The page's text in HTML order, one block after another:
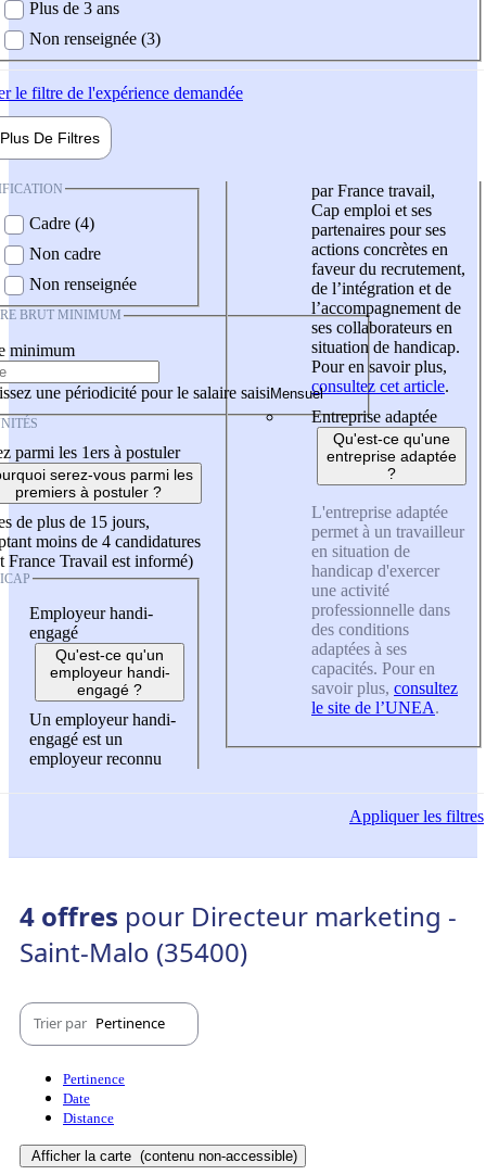
Plus de 3 ans
Non renseignée (3)
le filtre de l'expérience demandée
Plus De Filtres
Cadre (4)
Non cadre
Non renseignée
BRUT MINIMUM
minimum
une périodicité pour le salaire saisi
parmi les 1ers à postuler
serez-vous parmi les
premiers à postuler ?
de plus de 15 jours,
moins de 4 candidatures
France Travail est informé)
Employeur handi-
engagé
Qu'est-ce qu'un
employeur handi-
engagé ?
Un employeur handi-
engagé est un
employeur reconnu
par France travail,
Cap emploi et ses
partenaires pour ses
actions concrètes en
faveur du recrutement,
de l’intégration et de
l’accompagnement de
ses collaborateurs en
situation de handicap.
Pour en savoir plus,
consultez cet article.
Entreprise adaptée
Qu'est-ce qu'une
entreprise adaptée
?
L'entreprise adaptée
permet à un travailleur
en situation de
handicap d'exercer
une activité
professionnelle dans
des conditions
adaptées à ses
capacités. Pour en
savoir plus, consultez
le site de l’UNEA.
Appliquerles filtres
4 offres pour Directeur marketing -
Saint-Malo (35400)
Trier par Pertinence
Pertinence
Date
Distance
Afficher la carte (contenu non-accessible)